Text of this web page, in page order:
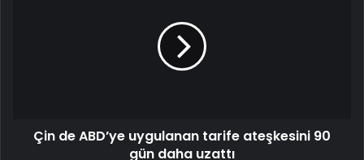
Çin de ABD’ye uygulanan tarife ateşkesini 90
gün daha uzattı